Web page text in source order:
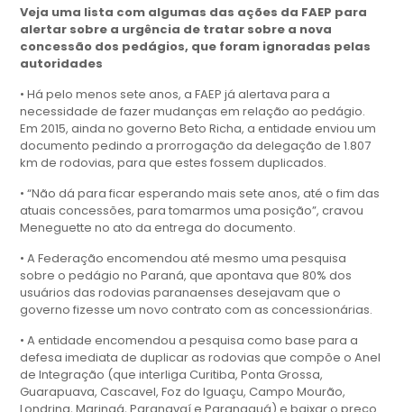
Veja uma lista com algumas das ações da FAEP para
alertar sobre a urgência de tratar sobre a nova
concessão dos pedágios, que foram ignoradas pelas
autoridades
• Há pelo menos sete anos, a FAEP já alertava para a
necessidade de fazer mudanças em relação ao pedágio.
Em 2015, ainda no governo Beto Richa, a entidade enviou um
documento pedindo a prorrogação da delegação de 1.807
km de rodovias, para que estes fossem duplicados.
• “Não dá para ficar esperando mais sete anos, até o fim das
atuais concessões, para tomarmos uma posição”, cravou
Meneguette no ato da entrega do documento.
• A Federação encomendou até mesmo uma pesquisa
sobre o pedágio no Paraná, que apontava que 80% dos
usuários das rodovias paranaenses desejavam que o
governo fizesse um novo contrato com as concessionárias.
• A entidade encomendou a pesquisa como base para a
defesa imediata de duplicar as rodovias que compõe o Anel
de Integração (que interliga Curitiba, Ponta Grossa,
Guarapuava, Cascavel, Foz do Iguaçu, Campo Mourão,
Londrina, Maringá, Paranavaí e Paranaguá) e baixar o preço